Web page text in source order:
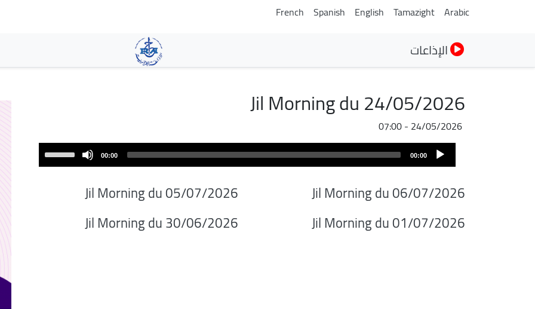
Arabic
Tamazight
English
Spanish
French
الإذاعات
Jil Morning du 24/05/2026
24/05/2026 - 07:00
Audio
Player
00:00
00:00
Up/Down
decrease
Jil Morning du 06/07/2026
Jil Morning du 05/07/2026
Jil Morning du 01/07/2026
06/2026/Jil Morning du 30